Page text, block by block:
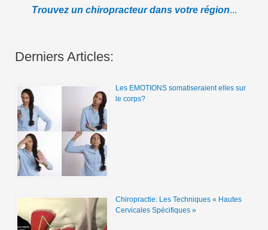
Trouvez un chiropracteur dans votre région...
Derniers Articles:
Les EMOTIONS somatiseraient elles sur
le corps?
Chiropractie: Les Techniques « Hautes
Cervicales Spécifiques »